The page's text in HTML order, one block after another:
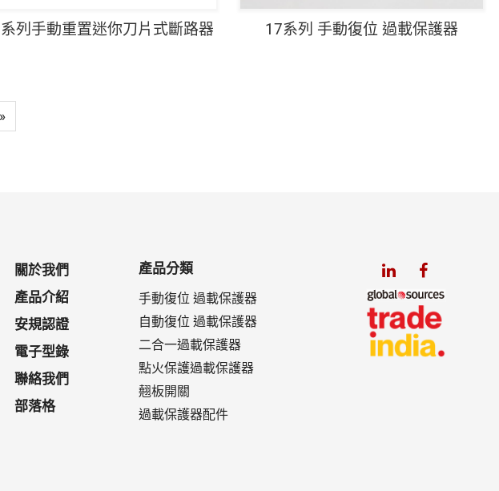
列手動重置迷你刀片式斷路器 17系列 手動復位 過載保護器
»
關於我們
產品介紹
安規認證
電子型錄
聯絡我們
部落格
產品分類
手動復位 過載保護器
自動復位 過載保護器
二合一過載保護器
點火保護過載保護器
翹板開關
過載保護器配件